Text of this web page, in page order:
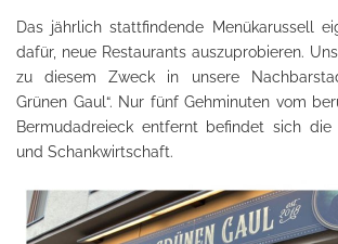
Das jährlich stattfindende Menükarussell
dafür, neue Restaurants auszuprobieren.
zu diesem Zweck in unsere
Grünen Gaul“. Nur fünf Gehminuten vom
Bermudadreieck entfernt befindet sich die
und Schankwirtschaft.